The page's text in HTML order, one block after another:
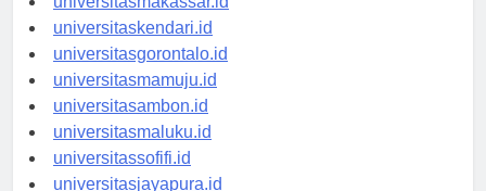
universitasmakassar.id
universitaskendari.id
universitasgorontalo.id
universitasmamuju.id
universitasambon.id
universitasmaluku.id
universitassofifi.id